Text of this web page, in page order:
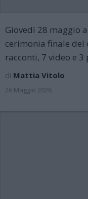
Giovedì 28 maggio
cerimonia finale del
racconti, 7 video e 3
di Mattia Vitolo
26 Maggio 2026